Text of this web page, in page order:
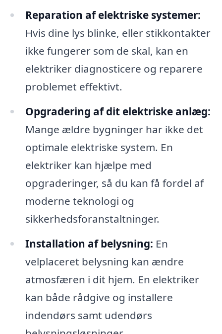
Reparation af elektriske systemer:
Hvis dine lys blinke, eller stikkontakter
ikke fungerer som de skal, kan en
elektriker diagnosticere og reparere
problemet effektivt.
Opgradering af dit elektriske anlæg:
Mange ældre bygninger har ikke det
optimale elektriske system. En
elektriker kan hjælpe med
opgraderinger, så du kan få fordel af
moderne teknologi og
sikkerhedsforanstaltninger.
Installation af belysning: En
velplaceret belysning kan ændre
atmosfæren i dit hjem. En elektriker
kan både rådgive og installere
indendørs samt udendørs